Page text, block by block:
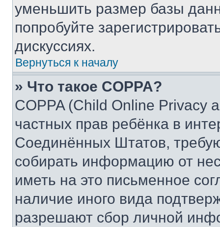
уменьшить размер базы
попробуйте
дискуссиях.
Вернуться к началу
» Что такое COPPA?
COPPA (Child Online Privacy
частных прав ребёнка в
Соединённых Штатов,
собирать информацию от
иметь на это письменное
наличие иного вида
разрешают сбор личной